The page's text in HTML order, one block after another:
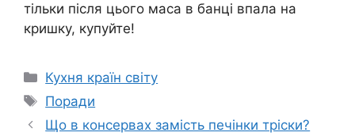
тільки після цього маса в банці впала на
кришку, купуйте!
Категорії
Кухня країн світу
Позначки
Поради
Що в консервах замість печінки тріски?